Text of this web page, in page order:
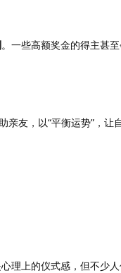
。一些高额奖金的得主甚
亲友，以“平衡运势”，让
理上的仪式感，但不少